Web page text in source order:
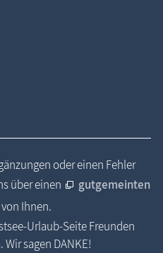
oder einen Fehler
über einen
gutgemeinten
von Ihnen.
Urlaub-Seite Freunden
sagen DANKE!